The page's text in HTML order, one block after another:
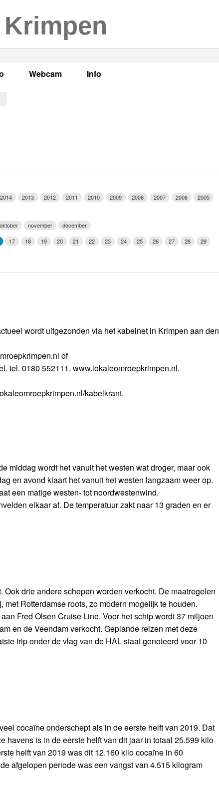
Webcam Info
Weerman
2014 2013 2012 2011 2010 2009 2008 2007 2006
2005
oktober november
december
17 18 19 20 21 22 23 24 25 26 27 28
29
wordt uitgezonden via het kabelnet in Krimpen aan den
of
tel. 0180 552111. www.lokaleomroepkrimpen.nl.
kabelkrant.
middag wordt het vanuit het westen wat droger, maar ook
en avond klaart het vanuit het westen langzaam weer op.
een matige westen- tot noordwestenwind.
elkaar af. De temperatuur zakt naar 13 graden en er
drie andere schepen worden verkocht. De maatregelen
Rotterdamse roots, zo modern mogelijk te houden.
Fred Olsen Cruise Line. Voor het schip wordt 37 miljoen
en de Veendam verkocht. Geplande reizen met deze
trip onder de vlag van de HAL staat genoteerd voor 10
cocaïne onderschept als in de eerste helft van 2019. Dat
havens is in de eerste helft van dit jaar in totaal 25.599 kilo
helft van 2019 was dit 12.160 kilo cocaïne in 60
afgelopen periode was een vangst van 4.515 kilogram